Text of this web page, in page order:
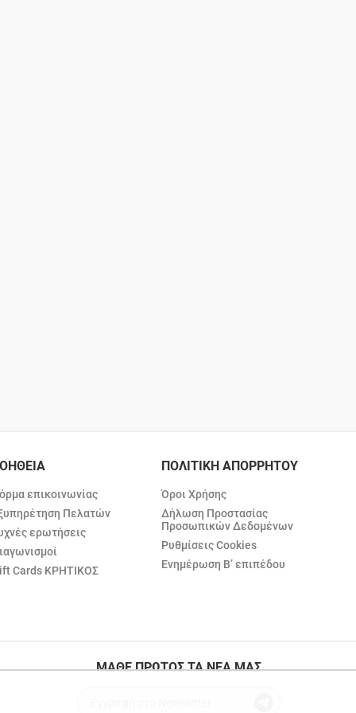
επικοινωνίας
Πελατών
ερωτήσεις
Cards ΚΡΗΤΙΚΟΣ
ΠΟΛΙΤΙΚΗ ΑΠΟΡΡΗΤΟΥ
Όροι Χρήσης
Δήλωση Προστασίας
Προσωπικών Δεδομένων
Ρυθμίσεις Cookies
Ενημέρωση Β’ επιπέδου
ΜΑΘΕ ΠΡΩΤΟΣ ΤΑ ΝΕΑ ΜΑΣ